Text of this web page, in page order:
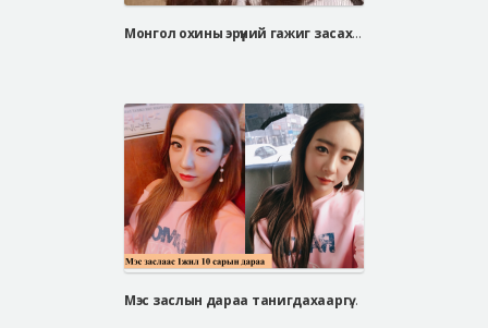
Монгол охины эрүүний гажиг засах мэс заслын сэтгэгдэл
Мэс заслын дараа танигдахааргүй өөрчлөгдсөн Со Юү Ри